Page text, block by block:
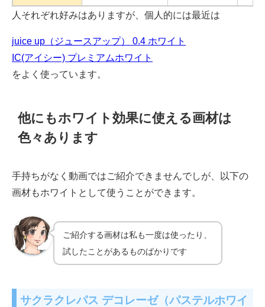
人それぞれ好みはありますが、個人的には最近は
juice up（ジュースアップ） 0.4 ホワイト
IC(アイシー) プレミアムホワイト
をよく使っています。
他にもホワイト効果に使える画材は
色々あります
手持ちがなく動画ではご紹介できませんでしが、以下の
画材もホワイトとして使うことができます。
ご紹介する画材は私も一度は使ったり、
試したことがあるものばかりです
サクラクレパス デコレーゼ（パステルホワイ